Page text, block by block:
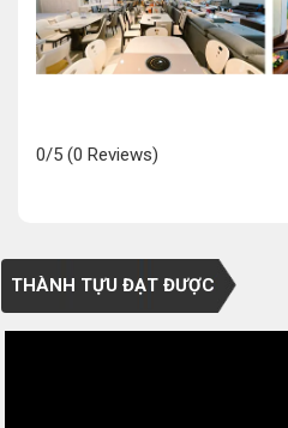
0/5 (0 Reviews)
THÀNH TỰU ĐẠT ĐƯỢC